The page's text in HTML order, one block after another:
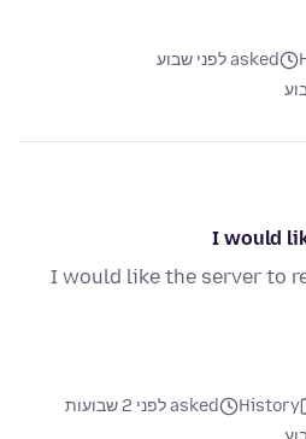
asked לפני שבוע
I would
I would like the server to
History
asked לפני 2 שבועות